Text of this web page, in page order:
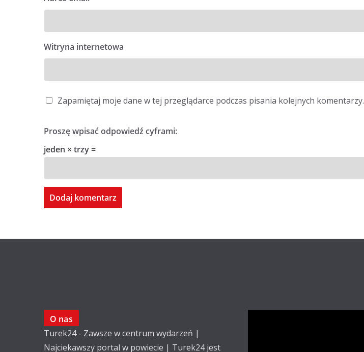
Witryna internetowa
Zapamiętaj moje dane w tej przeglądarce podczas pisania kolejnych komentarzy.
Proszę wpisać odpowiedź cyframi:
jeden × trzy =
O nas
Turek24 - Zawsze w centrum wydarzeń |
Najciekawszy portal w powiecie | Turek24 jest